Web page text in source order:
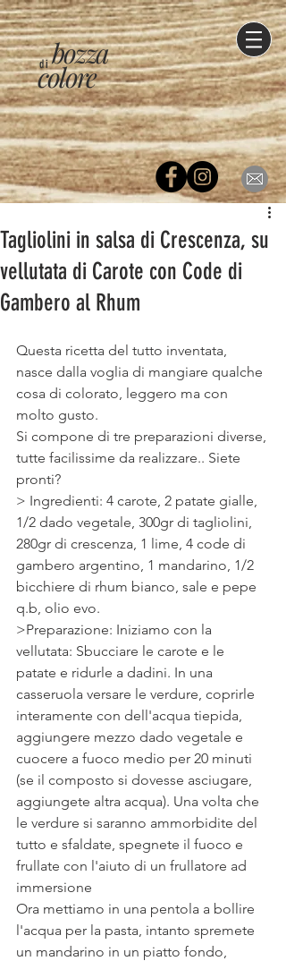
di
colore
bozza
Tagliolini in salsa di Crescenza, su
vellutata di Carote con Code di
Gambero al Rhum
Questa ricetta del tutto inventata,
nasce dalla voglia di mangiare qualche
cosa di colorato, leggero ma con
molto gusto.
Si compone di tre preparazioni diverse,
tutte facilissime da realizzare.. Siete
pronti?
> Ingredienti: 4 carote, 2 patate gialle,
1/2 dado vegetale, 300gr di tagliolini,
280gr di crescenza, 1 lime, 4 code di
gambero argentino, 1 mandarino, 1/2
bicchiere di rhum bianco, sale e pepe
q.b, olio evo.
>Preparazione: Iniziamo con la
vellutata: Sbucciare le carote e le
patate e ridurle a dadini. In una
casseruola versare le verdure, coprirle
interamente con dell'acqua tiepida,
aggiungere mezzo dado vegetale e
cuocere a fuoco medio per 20 minuti
(se il composto si dovesse asciugare,
aggiungete altra acqua). Una volta che
le verdure si saranno ammorbidite del
tutto e sfaldate, spegnete il fuoco e
frullate con l'aiuto di un frullatore ad
immersione
Ora mettiamo in una pentola a bollire
l'acqua per la pasta, intanto spremete
un mandarino in un piatto fondo,